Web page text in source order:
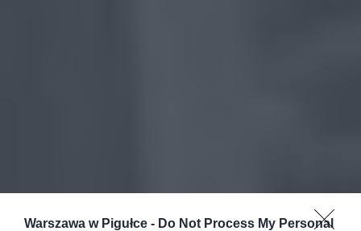
Warszawa w Pigułce - Do Not Process My Personal